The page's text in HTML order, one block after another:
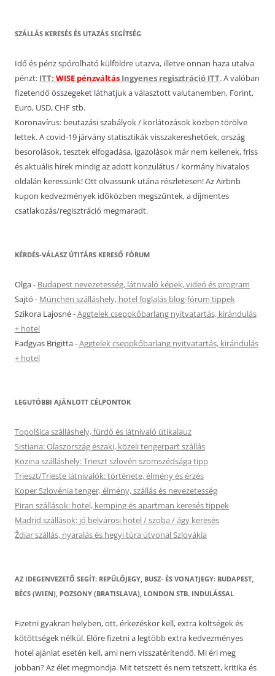
SZÁLLÁS KERESÉS ÉS UTAZÁS SEGÍTSÉG
Idő és pénz spórolható külföldre utazva, illetve onnan haza utalva
pénzt: ITT: WISE pénzváltás Ingyenes regisztráció ITT. A valóban
fizetendő összegeket láthatjuk a választott valutanemben, Forint,
Euro, USD, CHF stb.
Koronavírus: beutazási szabályok / korlátozások közben törölve
lettek. A covid-19 járvány statisztikák visszakereshetőek, ország
besorolások, tesztek elfogadása, igazolások már nem kellenek, friss
és aktuális hírek mindig az adott konzulátus / kormány hivatalos
oldalán keressünk! Ott olvassunk utána részletesen! Az Airbnb
kupon kedvezmények időközben megszűntek, a díjmentes
csatlakozás/regisztráció megmaradt.
KÉRDÉS-VÁLASZ ÚTITÁRS KERESŐ FÓRUM
Olga- Budapest nevezetesség, látnivaló képek, videó és program
Sajtó - München szálláshely, hotel foglalás blog-fórum tippek
Szikora Lajosné-Aggtelek cseppkőbarlang nyitvatartás, kirándulás
+ hotel
Fadgyas Brigitta-Aggtelek cseppkőbarlang nyitvatartás, kirándulás
+ hotel
LEGUTÓBBI AJÁNLOTT CÉLPONTOK
Topolšica szálláshely, fürdő és látnivaló útikalauz
Sistiana: Olaszország északi, közeli tengerpart szállás
Kozina szálláshely: Trieszt szlovén szomszédsága tipp
Trieszt/Trieste látnivalók: története, élmény és érzés
Koper Szlovénia tenger, élmény, szállás és nevezetesség
Piran szállások: hotel, kemping és apartman keresés tippek
Madrid szállások: jó belvárosi hotel / szoba / ágy keresés
Ždiar szállás, nyaralás és hegyi túra útvonal Szlovákia
AZ IDEGENVEZETŐ SEGÍT: REPÜLŐJEGY, BUSZ- ÉS VONATJEGY: BUDAPEST,
BÉCS (WIEN), POZSONY (BRATISLAVA), LONDON STB. INDULÁSSAL
Fizetni gyakran helyben, ott, érkezéskor kell, extra költségek és
kötöttségek nélkül. Előre fizetni a legtöbb extra kedvezményes
hotel ajánlat esetén kell, ami nem visszatérítendő. Mi éri meg
jobban? Az élet megmondja. Mit tetszett és nem tetszett, kritika és